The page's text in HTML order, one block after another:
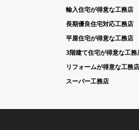
輸入住宅が得意な工務店
長期優良住宅対応工務店
平屋住宅が得意な工務店
3階建て住宅が得意な工務
リフォームが得意な工務店
スーパー工務店